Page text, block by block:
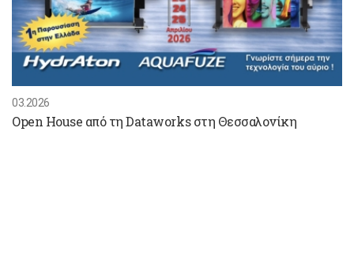
03.2026
Open House από τη Dataworks στη Θεσσαλονίκη